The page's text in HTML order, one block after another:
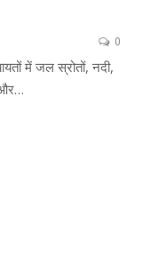
0
में जल स्रोतों, नदी,